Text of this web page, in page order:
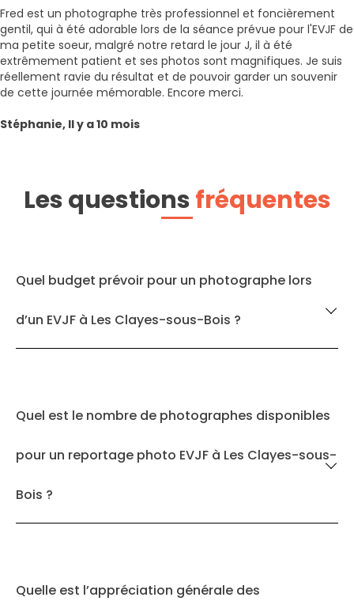
Fred est un photographe très professionnel et foncièrement
gentil, qui à été adorable lors de la séance prévue pour l'EVJF de
ma petite soeur, malgré notre retard le jour J, il à été
extrêmement patient et ses photos sont magnifiques. Je suis
réellement ravie du résultat et de pouvoir garder un souvenir
de cette journée mémorable. Encore merci.
Stéphanie, Il y a 10 mois
Les questionsfréquentes
Quel budget prévoir pour un photographe lors
d’un EVJF à Les Clayes-sous-Bois ?
Quel est le nombre de photographes disponibles
pour un reportage photo EVJF à Les Clayes-sous-
Bois ?
Quelle est l’appréciation générale des